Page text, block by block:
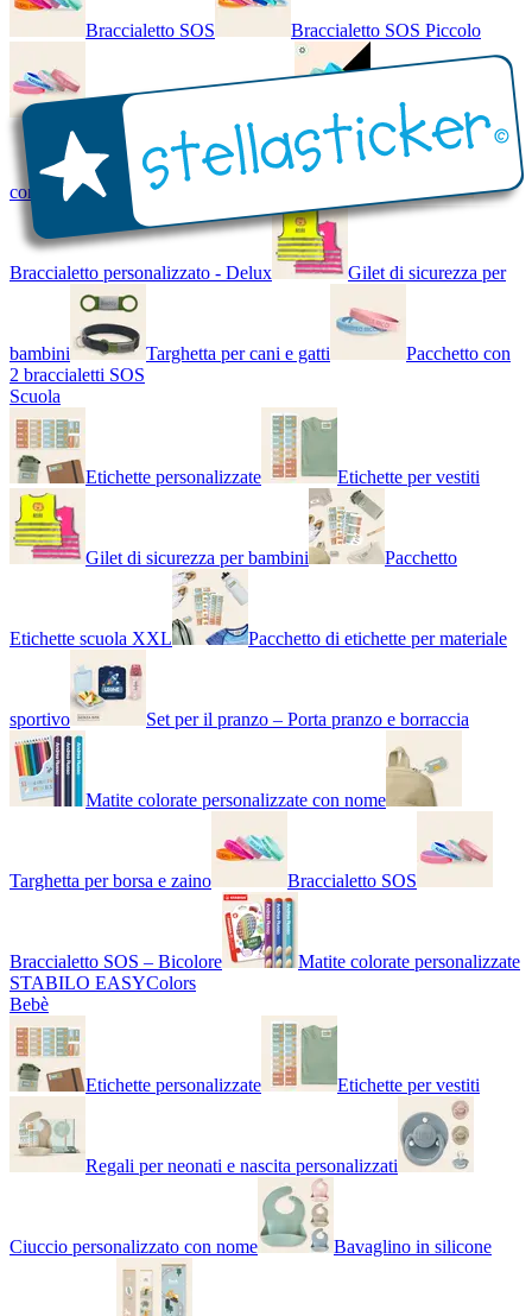
Braccialetto SOS Braccialetto SOS Piccolo
Braccialetto SOS - Bicolore Braccialetto SOS
con Nome - Luminoso
Braccialetto personalizzato - Delux Gilet di sicurezza per
bambini Targhetta per cani e gatti
Pacchetto con
2 braccialetti SOS
Scuola
Etichette personalizzate Etichette per vestiti
Gilet di sicurezza per bambini Pacchetto
Etichette scuola XXL Pacchetto di etichette per materiale
sportivo Set per il pranzo – Porta pranzo e borraccia
Matite colorate personalizzate con nome
Targhetta per borsa e zaino Braccialetto SOS
Braccialetto SOS – Bicolore
Matite colorate personalizzate
STABILO EASYColors
Bebè
Etichette personalizzate Etichette per vestiti
Regali per neonati e nascita personalizzati
Ciuccio personalizzato con nome Bavaglino in silicone